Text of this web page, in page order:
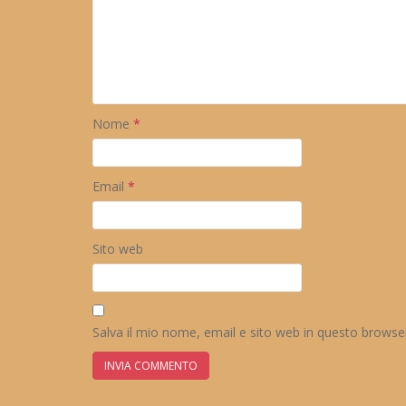
Nome *
Email *
Sito web
Salva il mio nome, email e sito web in questo